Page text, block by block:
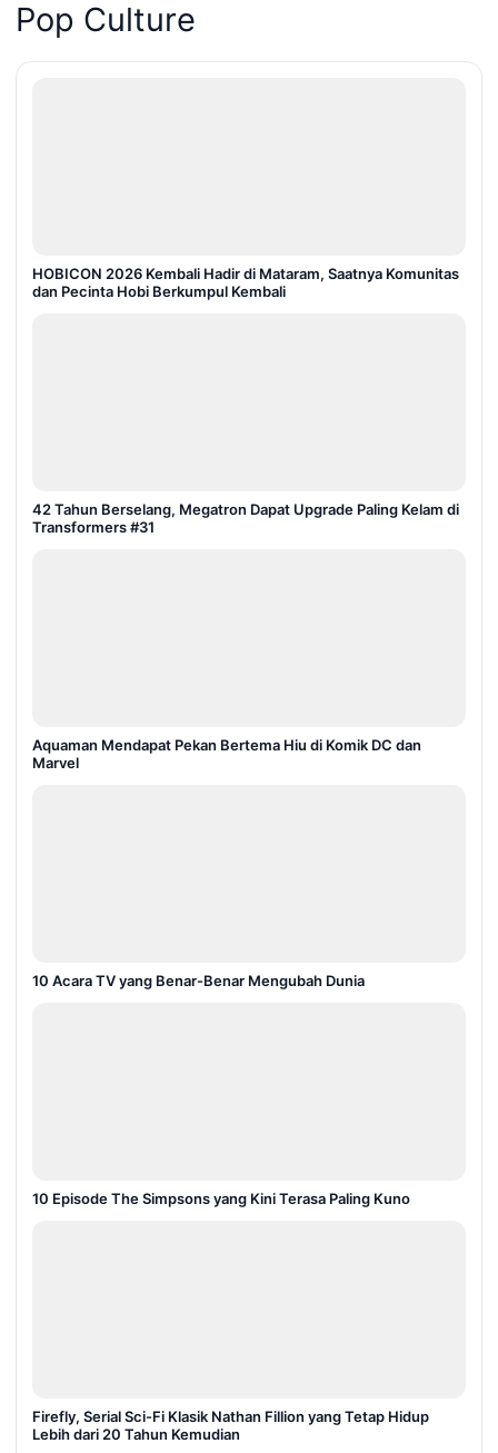
Pop Culture
HOBICON 2026 Kembali Hadir di Mataram, Saatnya Komunitas
dan Pecinta Hobi Berkumpul Kembali
42 Tahun Berselang, Megatron Dapat Upgrade Paling Kelam di
Transformers #31
Aquaman Mendapat Pekan Bertema Hiu di Komik DC dan
Marvel
10 Acara TV yang Benar-Benar Mengubah Dunia
10 Episode The Simpsons yang Kini Terasa Paling Kuno
Firefly, Serial Sci-Fi Klasik Nathan Fillion yang Tetap Hidup
Lebih dari 20 Tahun Kemudian